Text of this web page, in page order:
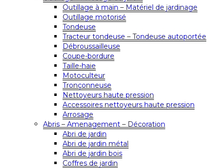
Outillage à main – Matériel de jardinage
Outillage motorisé
Tondeuse
Tracteur tondeuse – Tondeuse autoportée
Débroussailleuse
Coupe-bordure
Taille-haie
Motoculteur
Tronçonneuse
Nettoyeurs haute pression
Accessoires nettoyeurs haute pression
Arrosage
Abris – Amenagement – Décoration
Abri de jardin
Abri de jardin métal
Abri de jardin bois
Coffres de jardin